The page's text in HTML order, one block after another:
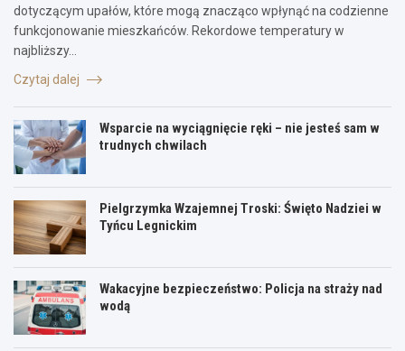
dotyczącym upałów, które mogą znacząco wpłynąć na codzienne
funkcjonowanie mieszkańców. Rekordowe temperatury w
najbliższy…
Czytaj dalej
Wsparcie na wyciągnięcie ręki – nie jesteś sam w
trudnych chwilach
Pielgrzymka Wzajemnej Troski: Święto Nadziei w
Tyńcu Legnickim
Wakacyjne bezpieczeństwo: Policja na straży nad
wodą